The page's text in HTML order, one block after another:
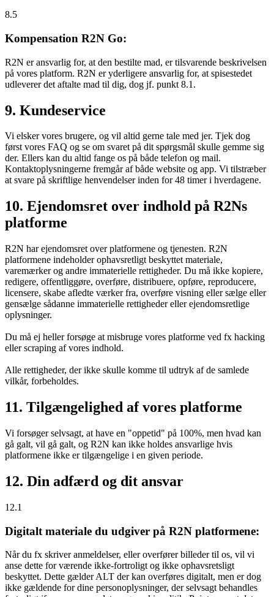
8.5
Kompensation R2N Go:
R2N er ansvarlig for, at den bestilte mad, er tilsvarende beskrivelsen
på vores platform. R2N er yderligere ansvarlig for, at spisestedet
udleverer det aftalte mad til dig, dog jf. punkt 8.1.
9. Kundeservice
Vi elsker vores brugere, og vil altid gerne tale med jer. Tjek dog
først vores FAQ og se om svaret på dit spørgsmål skulle gemme sig
der. Ellers kan du altid fange os på både telefon og mail.
Kontaktoplysningerne fremgår af både website og app. Vi tilstræber
at svare på skriftlige henvendelser inden for 48 timer i hverdagene.
10. Ejendomsret over indhold på R2Ns
platforme
R2N har ejendomsret over platformene og tjenesten. R2N
platformene indeholder ophavsretligt beskyttet materiale,
varemærker og andre immaterielle rettigheder. Du må ikke kopiere,
redigere, offentliggøre, overføre, distribuere, opføre, reproducere,
licensere, skabe afledte værker fra, overføre visning eller sælge eller
gensælge sådanne immaterielle rettigheder eller ejendomsretlige
oplysninger.
Du må ej heller forsøge at misbruge vores platforme ved fx hacking
eller scraping af vores indhold.
Alle rettigheder, der ikke skulle komme til udtryk af de samlede
vilkår, forbeholdes.
11. Tilgængelighed af vores platforme
Vi forsøger selvsagt, at have en "oppetid" på 100%, men hvad kan
gå galt, vil gå galt, og R2N kan ikke holdes ansvarlige hvis
platformene ikke er tilgængelige i en given periode.
12. Din adfærd og dit ansvar
12.1
Digitalt materiale du udgiver på R2N platformene:
Når du fx skriver anmeldelser, eller overfører billeder til os, vil vi
anse dette for værende ikke-fortroligt og ikke ophavsretsligt
beskyttet. Dette gælder ALT der kan overføres digitalt, men er dog
ikke gældende for dine personoplysninger, der selvsagt behandles